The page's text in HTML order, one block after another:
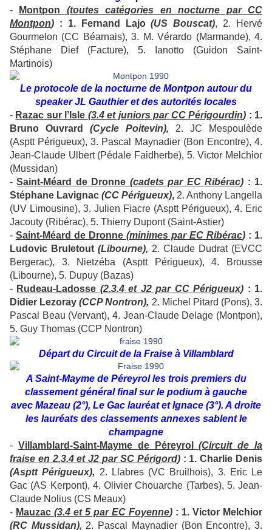
-
Montpon (toutes catégories en nocturne par CC
Montpon) : 1. Fernand Lajo(US Bouscat), 2. Hervé
Gourmelon (CC Béarnais), 3. M. Vérardo (Marmande), 4.
Stéphane Dief (Facture), 5. Ianotto (Guidon Saint-
Martinois)
Le protocole de la nocturne de Montpon autour du
speaker JL Gauthier et des autorités locales
- Razac sur l’Isle (3.4 et juniors par CC Périgourdin) : 1.
Bruno Ouvrard (Cycle Poitevin), 2. JC Mespoulède
(Asptt Périgueux), 3. Pascal Maynadier (Bon Encontre), 4.
Jean-Claude Ulbert (Pédale Faidherbe), 5. Victor Melchior
(Mussidan)
-Saint-Méard de Dronne (cadets par EC Ribérac) : 1.
Stéphane Lavignac (CC Périgueux), 2. Anthony Langella
(UV Limousine), 3. Julien Fiacre (Asptt Périgueux), 4. Eric
Jacouty (Ribérac), 5. Thierry Dupont (Saint-Astier)
- Saint-Méard de Dronne (minimes par EC Ribérac) : 1.
Ludovic Bruletout (Libourne), 2. Claude Dudrat (EVCC
Bergerac), 3. Nietzéba (Asptt Périgueux), 4. Brousse
(Libourne), 5. Dupuy (Bazas)
- Rudeau-Ladosse (2.3.4 et J2 par CC Périgueux) : 1.
Didier Lezoray(CCP Nontron), 2. Michel Pitard (Pons), 3.
Pascal Beau (Vervant), 4. Jean-Claude Delage (Montpon),
5. Guy Thomas (CCP Nontron)
Départ du Circuit de la Fraise à Villamblard
A Saint-Mayme de Péreyrol les trois premiers du
classement général final sur le podium à gauche
avec Mazeau (2°), Le Gac lauréat et Ignace (3°). A droite
les lauréats des classements annexes sablent le
champagne
- Villamblard-Saint-Mayme de Péreyrol(Circuit de la
fraise en 2.3.4 et J2 par SC Périgord): 1. Charlie Denis
(Asptt Périgueux), 2. Llabres (VC Bruilhois), 3. Eric Le
Gac (AS Kerpont), 4. Olivier Chouarche (Tarbes), 5. Jean-
Claude Nolius (CS Meaux)
- Mauzac (3.4 et 5 par EC Foyenne) : 1. Victor Melchior
(RC Mussidan), 2. Pascal Maynadier (Bon Encontre), 3.